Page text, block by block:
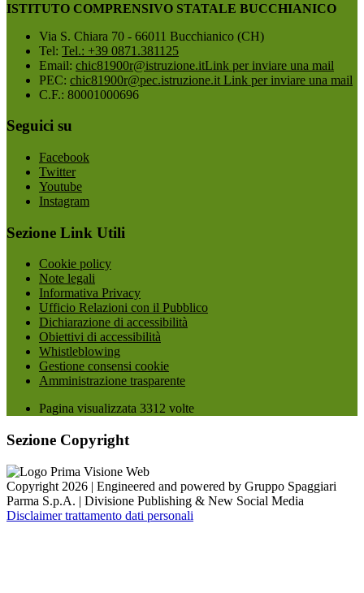
ISTITUTO COMPRENSIVO STATALE BUCCHIANICO
Via S. Chiara 70 - 66011 Bucchianico (CH)
Tel: Tel.: +39 0871.381125
Email: chic81900r@istruzione.itLink per inviare una mail
PEC: chic81900r@pec.istruzione.it Link per inviare una mail
C.F.: 80001000696
Seguici su
Facebook
Twitter
Youtube
Instagram
Sezione Link Utili
Cookie policy
Note legali
Informativa Privacy
Ufficio Relazioni con il Pubblico
Dichiarazione di accessibilità
Obiettivi di accessibilità
Whistleblowing
Gestione consensi cookie
Amministrazione trasparente
Pagina visualizzata 3312 volte
Sezione Copyright
Copyright 2026 | Engineered and powered by Gruppo Spaggiari
Parma S.p.A. | Divisione Publishing & New Social Media
Disclaimer trattamento dati personali